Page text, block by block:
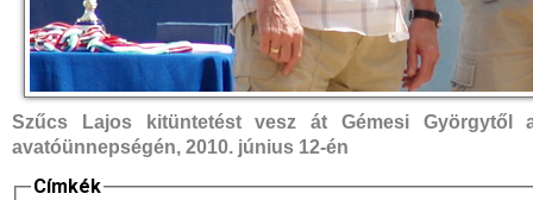
Szűcs Lajos kitüntetést vesz át Gémesi Györgytől
avatóünnepségén, 2010. június 12-én
Címkék